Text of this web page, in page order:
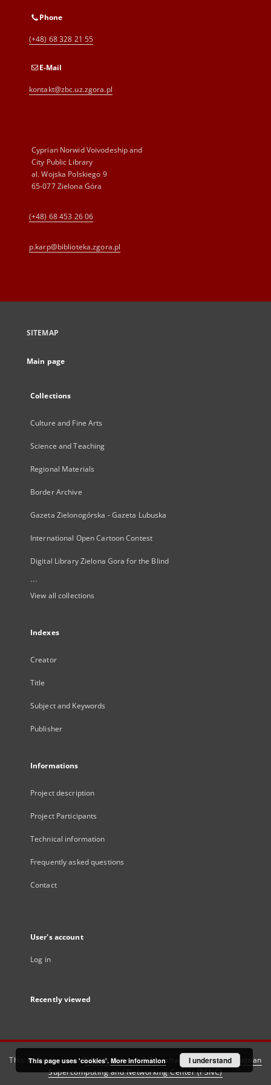
Phone
(+48) 68 328 21 55
E-Mail
kontakt@zbc.uz.zgora.pl
Cyprian Norwid Voivodeship and
City Public Library
al. Wojska Polskiego 9
65-077 Zielona Góra
(+48) 68 453 26 06
p.karp@biblioteka.zgora.pl
SITEMAP
Main page
Collections
Culture and Fine Arts
Science and Teaching
Regional Materials
Border Archive
Gazeta Zielonogórska - Gazeta Lubuska
International Open Cartoon Contest
Digital Library Zielona Gora for the Blind
...
View all collections
Indexes
Creator
Title
Subject and Keywords
Publisher
Informations
Project description
Project Participants
Technical information
Frequently asked questions
Contact
User's account
Log in
Recently viewed
This service runs onDInGO dLibra 6.3.21software created by
Poznan
Supercomputing and Networking Center (PSNC)
This page uses 'cookies'. More information I understand